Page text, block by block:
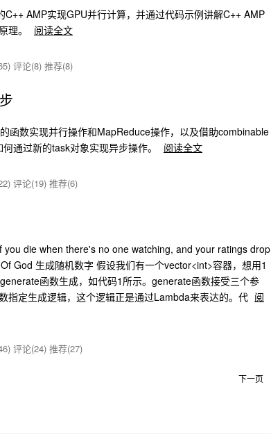
AMP实现GPU并行计算，并通过代码示例讲解C++ AMP
理。
阅读全文
评论(8) 推荐(8)
函数实现并行操作和MapReduce操作，以及借助combinable
通过新的task对象实现异步操作。
阅读全文
评论(19) 推荐(6)
die when there's no one watching, and your ratings drop
God 生成随机数字 假设我们有一个vector<int>容器，想用1
函数生成，如代码1所示。generate函数接受三个参
指定生成逻辑，这个逻辑正是通过Lambda来表达的。代 阅
评论(24) 推荐(27)
下一页